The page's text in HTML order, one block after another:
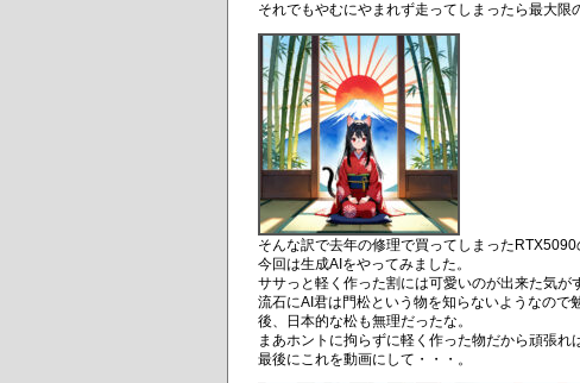
それでもやむにやまれず走ってしまったら最大限
そんな訳で去年の修理で買ってしまったRTX5090
今回は生成AIをやってみました。
ササっと軽く作った割には可愛いのが出来た気が
流石にAI君は門松という物を知らないようなので
後、日本的な松も無理だったな。
まあホントに拘らずに軽く作った物だから頑張れ
最後にこれを動画にして・・・。